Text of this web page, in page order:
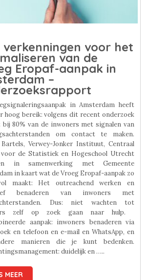
verkenningen voor het
van de
Eropaf-aanpak in
–
in Amsterdam heeft
hoog bereik: volgens dit recent onderzoek
bij 80% van de inwoners met signalen van
om contact te maken.
Bartels, Verwey-Jonker Instituut, Centraal
voor de Statistiek en Hogeschool Utrecht
in samenwerking met Gemeente
in kaart wat de Vroeg Eropaf-aanpak zo
maakt: Het outreachend werken en
benaderen van inwoners met
Dus: niet wachten tot
zelf op zoek gaan naar hulp.
aanpak: inwoners benaderen via
en telefoon en e-mail en WhatsApp, en
manieren die je kunt bedenken.
duidelijk en …..
MEER